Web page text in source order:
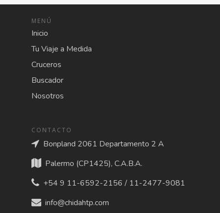
MENÚ
Inicio
Tu Viaje a Medida
Cruceros
Buscador
Nosotros
CONTACTO
Bonpland 2061 Departamento 2 A
Palermo (CP1425), C.A.B.A.
+54 9 11-6592-2156 / 11-2477-9081
info@chidahtp.com